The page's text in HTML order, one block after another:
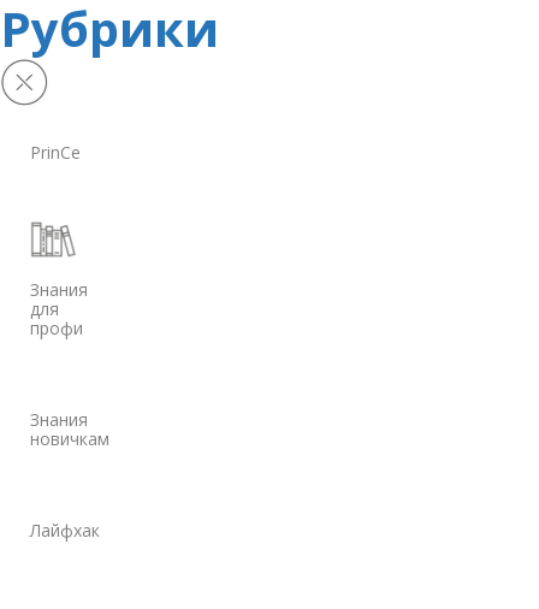
Рубрики
PrinCe
Знания
для
профи
Знания
новичкам
Лайфхак